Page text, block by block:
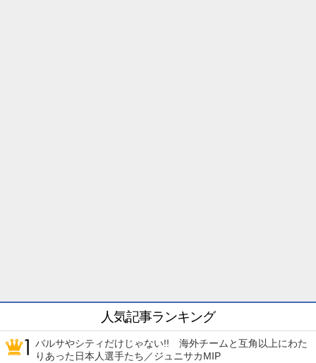
人気記事ランキング
バルサやシティだけじゃない!! 海外チームと互角以上にわた
りあった日本人選手たち／ジュニサカMIP